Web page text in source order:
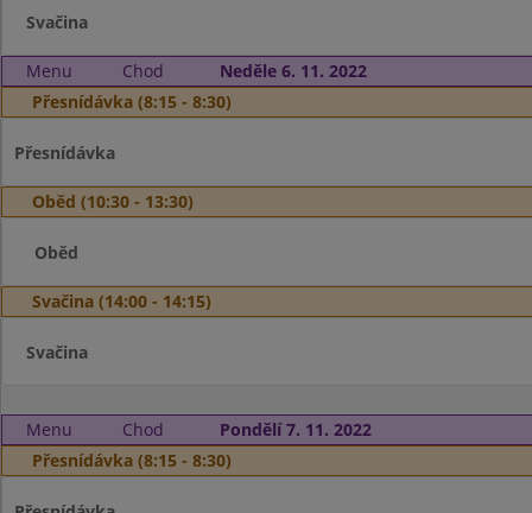
Svačina
Menu Chod
Neděle 6. 11. 2022
Přesnídávka (8:15 - 8:30)
Přesnídávka
Oběd (10:30 - 13:30)
Oběd
Svačina (14:00 - 14:15)
Svačina
Menu Chod
Pondělí 7. 11. 2022
Přesnídávka (8:15 - 8:30)